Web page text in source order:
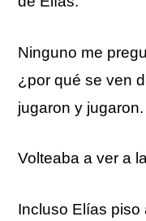
Ninguno me
¿por qué se ven
jugaron y jugaron.
Volteaba a ver a
Incluso Elías piso